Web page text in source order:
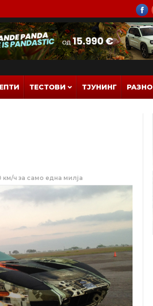
ТЕСТОВИ ТЈУНИНГ РАЗНО
км/ч за само една милја